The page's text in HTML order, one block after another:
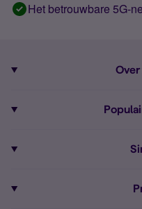
Het betrouwbare 5G-
Alle telefoons
iPhone 16